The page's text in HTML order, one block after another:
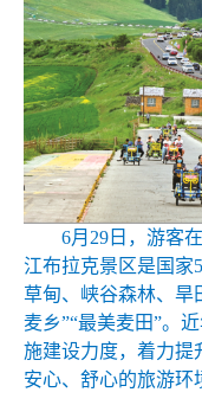
6月29日，游客
江布拉克景区是国家
草甸、峡谷森林、旱
麦乡”“最美麦田”。
施建设力度，着力提
安心、舒心的旅游